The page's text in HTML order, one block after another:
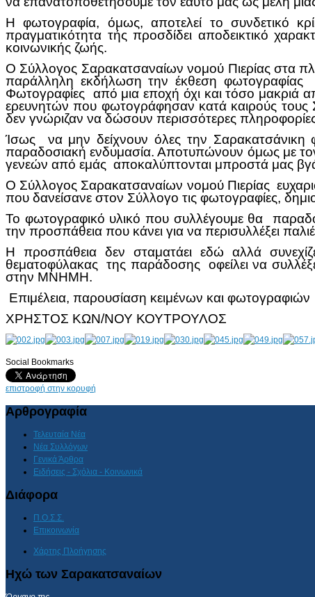
Η φωτογραφία, όμως, αποτελεί το συνδετικό
πραγματικότητα τής προσδίδει αποδεικτικό
κοινωνικής ζωής.
Ο Σύλλογος Σαρακατσαναίων νομού Πιερίας στα
παράλληλη εκδήλωση την έκθεση
Φωτογραφίες από μια εποχή όχι και τόσο μακριά
ερευνητών που φωτογράφησαν κατά καιρούς τους
δεν γνώριζαν να δώσουν περισσότερες
Ίσως να μην δείχνουν όλες την Σαρακατσάνικη
παραδοσιακή ενδυμασία. Αποτυπώνουν όμως με
γενεών από εμάς αποκαλύπτονται μπροστά μας
Ο Σύλλογος Σαρακατσαναίων νομού Πιερίας
που δανείσανε στον Σύλλογο τις φωτογραφίες,
Το φωτογραφικό υλικό που συλλέγουμε θα
την προσπάθεια που κάνει για να περισυλλέξει
Η προσπάθεια δεν σταματάει εδώ αλλά
θεματοφύλακας της παράδοσης οφείλει να
στην ΜΝΗΜΗ.
Επιμέλεια, παρουσίαση κειμένων και φωτογραφιών
ΧΡΗΣΤΟΣ ΚΩΝ/ΝΟΥ ΚΟΥΤΡΟΥΛΟΣ
AdmirorGallery 4.5.0 , author/s
Social Bookmarks
επιστροφή στην κορυφή
Αρθρογραφία
Τελευταία Νέα
Νέα Συλλόγων
Γενικά Άρθρα
Ειδήσεις - Σχόλια - Κοινωνικά
Διάφορα
Π.Ο.Σ.Σ.
Επικοινωνία
Χάρτης Πλοήγησης
Ηχώ των Σαρακατσαναίων